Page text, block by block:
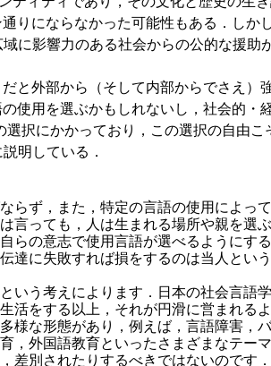
りにならなかった可能性もある．しか
に影響力のある社会からの公的な援助
外部から（そして内部からでさえ）
使用を選ぶかもしれないし，社会的・
択にかかっており，この選択の自由
明している．
らず，また，特定の言語の使用によっ
言っても，人は生まれる場所や親を選
らの意志で使用言語が選べるようにす
達に失敗すれば損をするのは当人とい
う考えによります．日本の社会言語
活をする以上，それが円滑に営まれる
様な形態があり，例えば，言語障害，
，外国語教育といったさまざまなテー
差別されたりするべきではないのです．